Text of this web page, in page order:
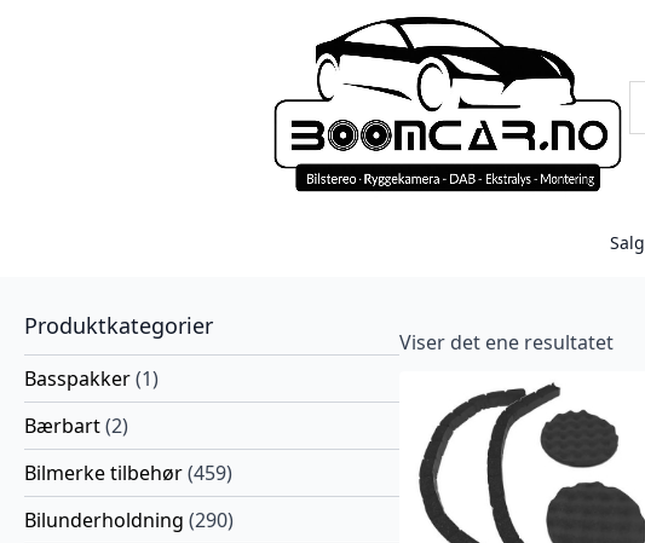
Salg
Produktkategorier
Basspakker(1)
Bærbart(2)
Bilmerke tilbehør(459)
Bilunderholdning (290)
Viser det ene resultatet